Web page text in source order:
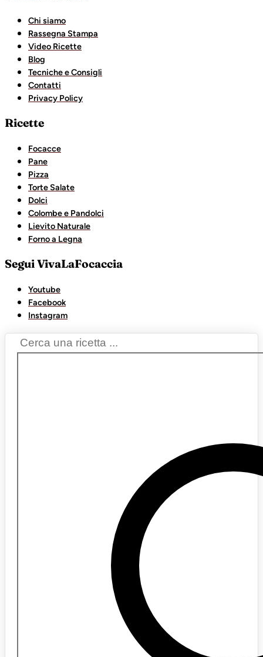
Chi siamo
Rassegna Stampa
Video Ricette
Blog
Tecniche e Consigli
Contatti
Privacy Policy
Ricette
Focacce
Pane
Pizza
Torte Salate
Dolci
Colombe e Pandolci
Lievito Naturale
Forno a Legna
Segui VivaLaFocaccia
Youtube
Facebook
Instagram
Search
...